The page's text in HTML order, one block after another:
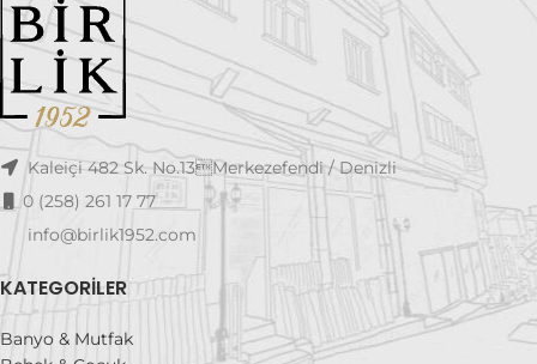
Kaleiçi 482 Sk. No.13Merkezefendi / Denizli
0 (258) 261 17 77
info@birlik1952.com
KATEGORILER
Banyo & Mutfak